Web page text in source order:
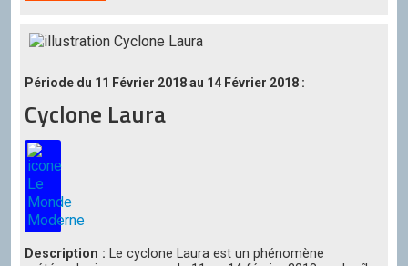
Période du 11 Février 2018 au 14 Février 2018 :
Cyclone Laura
Description : Le cyclone Laura est un phénomène